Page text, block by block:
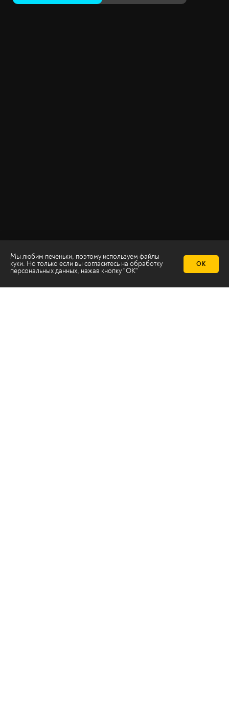
Мы любим печеньки, поэтому используем файлы
куки. Но только если вы согласитесь на обработку
персональных данных, нажав кнопку "ОК"
ОК